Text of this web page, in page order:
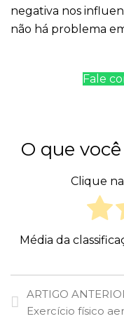
negativa nos
não há problema
Fale
O que
Clique
Média da
ARTIGO